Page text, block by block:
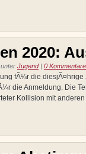
2020:
Jugend| 0 Kommentare
fÃ¼r die
die Anmeldung. Die
Kollision mit